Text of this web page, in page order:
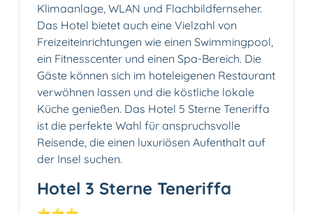
Klimaanlage, WLAN und Flachbildfernseher.
Das Hotel bietet auch eine Vielzahl von
Freizeiteinrichtungen wie einen Swimmingpool,
ein Fitnesscenter und einen Spa-Bereich. Die
Gäste können sich im hoteleigenen Restaurant
verwöhnen lassen und die köstliche lokale
Küche genießen. Das Hotel 5 Sterne Teneriffa
ist die perfekte Wahl für anspruchsvolle
Reisende, die einen luxuriösen Aufenthalt auf
der Insel suchen.
Hotel 3 Sterne Teneriffa